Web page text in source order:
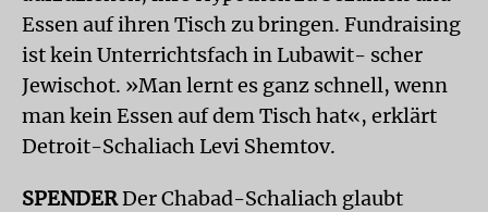
Essen auf ihren Tisch zu bringen. Fundraising
ist kein Unterrichtsfach in Lubawit- scher
Jewischot. »Man lernt es ganz schnell, wenn
man kein Essen auf dem Tisch hat«, erklärt
Detroit-Schaliach Levi Shemtov.
SPENDERDer Chabad-Schaliach glaubt